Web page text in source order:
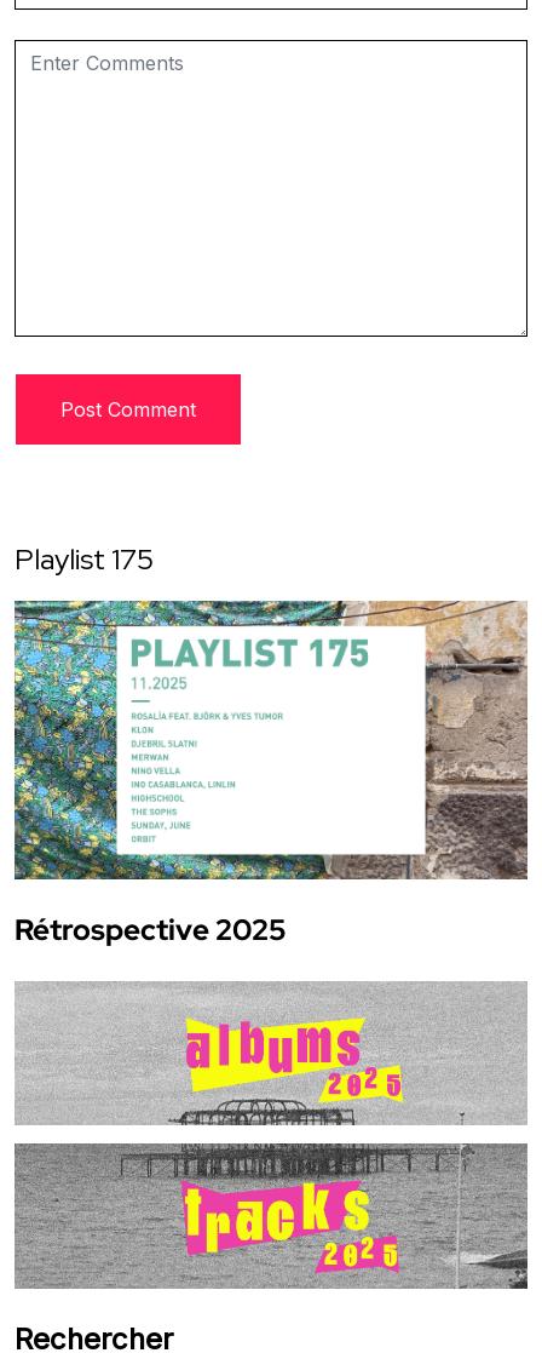
Playlist 175
Rétrospective 2025
Rechercher